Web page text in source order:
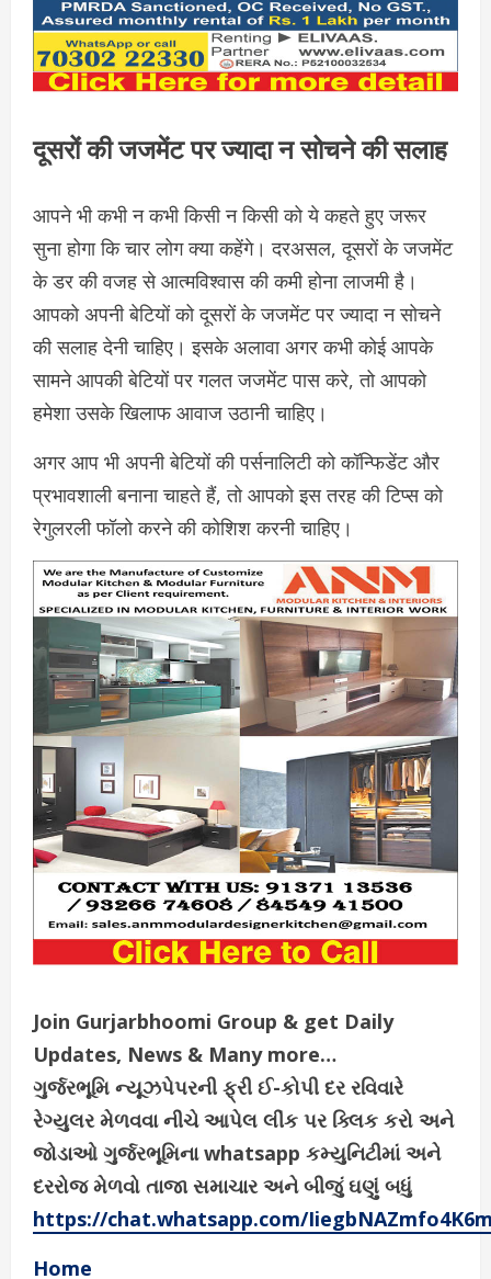
दूसरों की जजमेंट पर ज्यादा न सोचने की सलाह
आपने भी कभी न कभी किसी न किसी को ये कहते हुए जरूर
सुना होगा कि चार लोग क्या कहेंगे। दरअसल, दूसरों के जजमेंट
के डर की वजह से आत्मविश्वास की कमी होना लाजमी है।
आपको अपनी बेटियों को दूसरों के जजमेंट पर ज्यादा न सोचने
की सलाह देनी चाहिए। इसके अलावा अगर कभी कोई आपके
सामने आपकी बेटियों पर गलत जजमेंट पास करे, तो आपको
हमेशा उसके खिलाफ आवाज उठानी चाहिए।
अगर आप भी अपनी बेटियों की पर्सनालिटी को कॉन्फिडेंट और
प्रभावशाली बनाना चाहते हैं, तो आपको इस तरह की टिप्स को
रेगुलरली फॉलो करने की कोशिश करनी चाहिए।
Join Gurjarbhoomi Group & get Daily
Updates, News & Many more…
ગુર્જરભૂમિ ન્યૂઝપેપરની ફ્રી ઈ-કોપી દર રવિવારે
રેગ્યુલર મેળવવા નીચે આપેલ લીંક પર ક્લિક કરો અને
જોડાઓ ગુર્જરભૂમિના whatsapp કમ્યુનિટીમાં અને
દરરોજ મેળવો તાજા સમાચાર અને બીજું ઘણું બધું
https://chat.whatsapp.com/
Home